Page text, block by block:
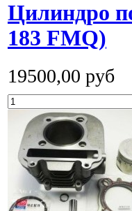
Цилиндро
183 FMQ)
19500,00 руб